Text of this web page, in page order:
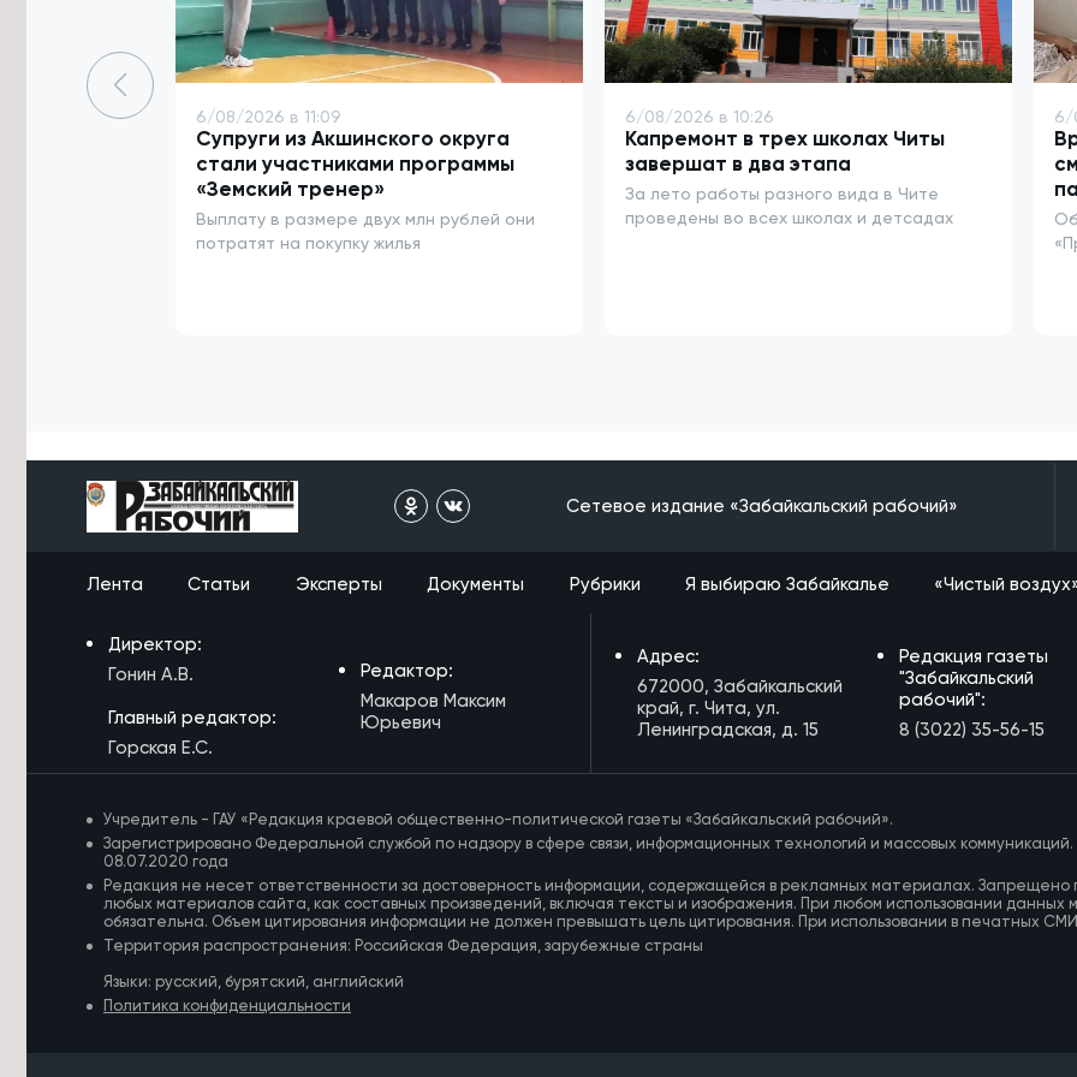
международной премии «КАРДО»
6/08/2026 в 15:59
Потерявшаяся в лесу забайкалка
жарила сыроежки и мастерила
шалаш до спасения
6/08/2026 в 15:37
Сильные дожди прогнозируются в
Забайкалье 9 и 10 августа
2018 — Гидрометцентр
6/08/2026 в 15:09
Река Борзя поднялась на 130
6/08/2026 в 14:51
Чите облагородили благодаря
гранту
6/08/2026 в 14:25
Школы и колледжи Агинского
Бурятского округа готовы к началу
6/08/2026 в 14:03
Новый 24-метровый мост построят
через реку Карповка в Забайкалье
6/08/2026 в 13:41
Забайкалка ушла за грибами с базы
отдыха и заблудилась в лесу
6/08/2026 в 13:39
6/08/2026 в 11:09
Супруги из Акшинского округа
стали участниками программы
«Земский тренер»
Выплату в размере двух млн рублей они
потратят на покупку жилья
6/08/2026 в 10:26
Капремонт в трех школах Читы
завершат в два этапа
За лето работы разного вида в Чите
проведены во всех школах и детсадах
6/
Сетевое издание «Забайкальский рабочий»
Лента Статьи Эксперты Документы Рубрики Я выбираю Забайкалье «Чистый
Директор:
Гонин А.В.
Главный редактор:
Горская Е.С.
Редактор:
Макаров Максим
Юрьевич
Адрес:
672000, Забайкальский
край, г. Чита, ул.
Ленинградская, д. 15
Редакция газеты
"Забайкальский
рабочий":
8 (3022) 35-56-15
Учредитель - ГАУ «Редакция краевой общественно-политической газеты «Забайкальский рабочий».
Зарегистрировано Федеральной службой по надзору в сфере связи, информационных технологий и массовых
08.07.2020 года
Редакция не несет ответственности за достоверность информации, содержащейся в рекламных материалах.
любых материалов сайта, как составных произведений, включая тексты и изображения. При любом использовании
обязательна. Объем цитирования информации не должен превышать цель цитирования. При использовании в печатных
Территория распространения: Российская Федерация, зарубежные страны
Языки: русский, бурятский, английский
Политика конфиденциальности